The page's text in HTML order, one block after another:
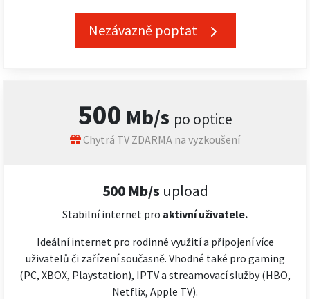
Nezávazně poptat
500 Mb/s po optice
Chytrá TV ZDARMA na vyzkoušení
500 Mb/s upload
Stabilní internet pro aktivní uživatele.
Ideální internet pro rodinné využití a připojení více
uživatelů či zařízení současně. Vhodné také pro gaming
(PC, XBOX, Playstation), IPTV a streamovací služby (HBO,
Netflix, Apple TV).